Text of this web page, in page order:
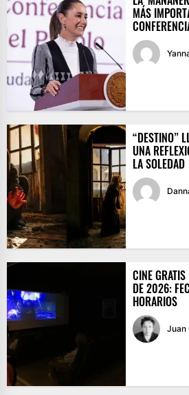
MÁS
“DESTINO”
UNA
LA SOLEDAD
CINE
DE 2026:
HORARIOS
Juan